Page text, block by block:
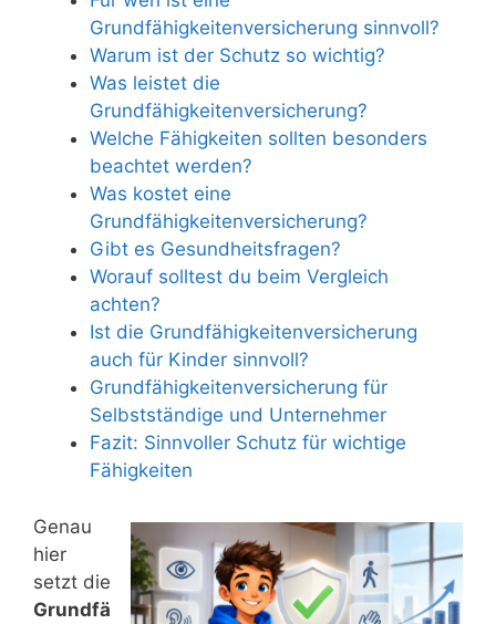
Grundfähigkeitenversicherung sinnvoll?
Warum ist der Schutz so wichtig?
Was leistet die
Grundfähigkeitenversicherung?
Welche Fähigkeiten sollten besonders
beachtet werden?
Was kostet eine
Grundfähigkeitenversicherung?
Gibt es Gesundheitsfragen?
Worauf solltest du beim Vergleich
achten?
Ist die Grundfähigkeitenversicherung
auch für Kinder sinnvoll?
Grundfähigkeitenversicherung für
Selbstständige und Unternehmer
Fazit: Sinnvoller Schutz für wichtige
Fähigkeiten
Genau
hier
setzt die
Grundfä